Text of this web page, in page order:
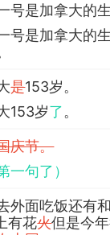
号是加拿大的生
号是加拿大的
是153岁。
153岁了。
庆节。
一句了）
外面吃饭还有
有花火但是今